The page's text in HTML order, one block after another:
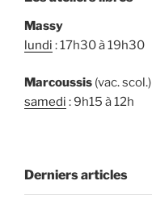
Massy
lundi : 17h30 à 19h30
Marcoussis (vac. scol.)
samedi : 9h15 à 12h
Derniers articles